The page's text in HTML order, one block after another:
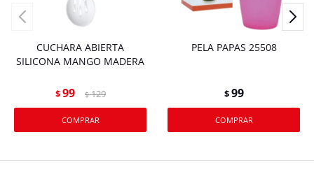
CUCHARA ABIERTA
SILICONA MANGO MADERA
$99 $ 129
PELA PAPAS 25508
$99